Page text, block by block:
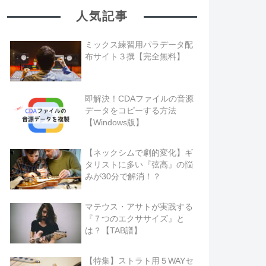
人気記事
ミックス練習用パラデータ配
布サイト３撰【完全無料】
即解決！CDAファイルの音源
データをコピーする方法
【Windows版】
【ネックシムで劇的変化】ギ
タリストに多い『弦高』の悩
みが30分で解消！？
マテウス・アサトが実践する
『７つのエクササイズ』と
は？【TAB譜】
【特集】ストラト用５WAYセ